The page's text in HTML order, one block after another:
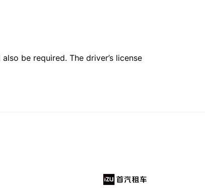
be required. The driver’s license